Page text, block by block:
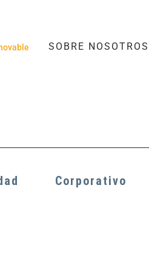
SOBRE NOSOTROS
Corporativo